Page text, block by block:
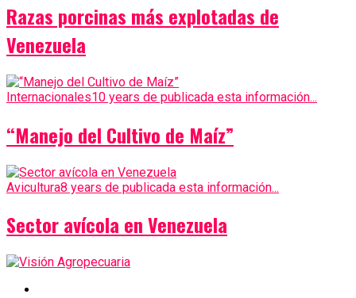
Razas porcinas más explotadas de
Venezuela
Internacionales10 years de publicada esta información...
“Manejo del Cultivo de Maíz”
Avicultura8 years de publicada esta información...
Sector avícola en Venezuela